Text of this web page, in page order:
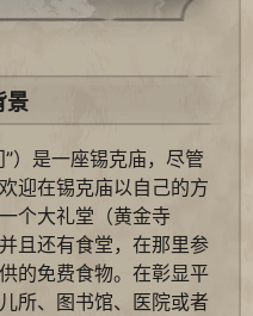
景
）是一座锡克庙，尽管
迎在锡克庙以自己的方
个大礼堂（黄金寺
且还有食堂，在那里参
的免费食物。在彰显平
所、图书馆、医院或者